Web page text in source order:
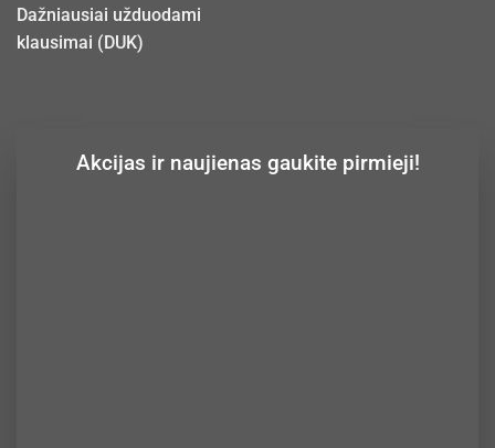
Dažniausiai užduodami
klausimai (DUK)
Akcijas ir naujienas gaukite pirmieji!